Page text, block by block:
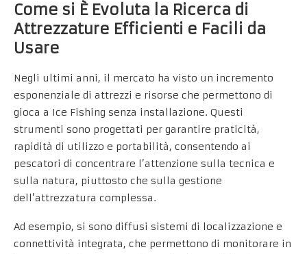
Come si È Evoluta la Ricerca di
Attrezzature Efficienti e Facili da
Usare
Negli ultimi anni, il mercato ha visto un incremento
esponenziale di attrezzi e risorse che permettono di
gioca a Ice Fishing senza installazione. Questi
strumenti sono progettati per garantire praticità,
rapidità di utilizzo e portabilità, consentendo ai
pescatori di concentrare l’attenzione sulla tecnica e
sulla natura, piuttosto che sulla gestione
dell’attrezzatura complessa.
Ad esempio, si sono diffusi sistemi di localizzazione e
connettività integrata, che permettono di monitorare in